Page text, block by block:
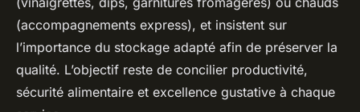
(accompagnements express), et insistent sur
l’importance du stockage adapté afin de préserver la
qualité. L’objectif reste de concilier productivité,
sécurité alimentaire et excellence gustative à chaque